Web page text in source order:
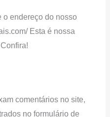
o endereço do nosso
Esta é nossa
comentários no site,
no formulário de